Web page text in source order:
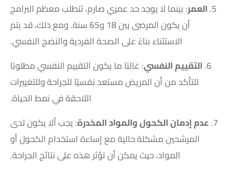
5. العمر: بينما لا يوجد حد عمري صارم، تتطلب معظم البرامج
أن يكون المرضى بين 18 و65 سنة. ومع ذلك، قد يتم
الاستثناء بناءً على الصحة الفردية والنضج النفسي.
6. التقييم النفسي: غالبًا ما يكون التقييم النفسي مطلوبًا
للتأكد من أن المريض مستعد نفسيًا للجراحة وللتغييرات
اللاحقة في نمط الحياة.
7. عدم إدمان الكحول والمواد المخدرة: يجب ألا يكون لدى
المرشحين مشكلة حالية مع إساءة استخدام الكحول أو
المواد، حيث يمكن أن تؤثر هذه على نتائج الجراحة.